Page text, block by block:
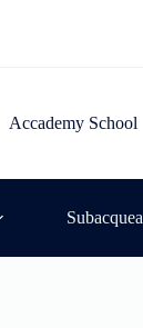
Accademy School
Subacquea